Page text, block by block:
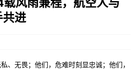
进
、无畏；他们，危难时刻显忠诚；他们，